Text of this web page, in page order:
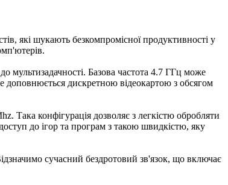
які шукають безкомпромісної продуктивності у
мультизадачності. Базова частота 4.7 ГГц може
дискретною відеокартою з обсягом
Така конфігурація дозволяє з легкістю обробляти
до ігор та програм з такою швидкістю, яку
сучасний бездротовий зв'язок, що включає